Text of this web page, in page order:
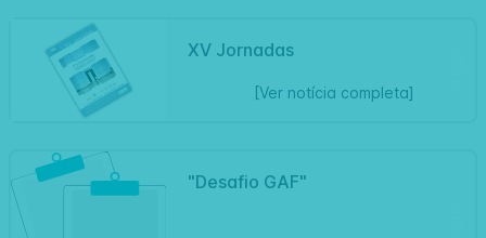
XV Jornadas
[Ver notícia completa]
"Desafio GAF"